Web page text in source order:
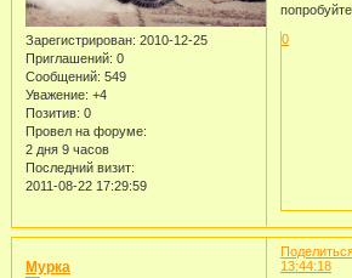
Зарегистрирован: 2010-12-25
Приглашений: 0
Сообщений: 549
Уважение: +4
Позитив: 0
Провел на форуме:
2 дня 9 часов
Последний визит:
2011-08-22 17:29:59
0
13:44:18
Мурка